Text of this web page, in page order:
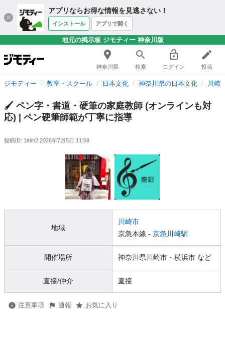
アプリならお得な情報を見逃さない！
インストール アプリで開く
地元の掲示板 ジモティー 神奈川版
神奈川県 検索 ログイン 投稿
ジモティー 教室・スクール 日本文化 神奈川県の日本文化 川崎
🖌️ ペン字・書道・硬筆の家庭教師 (オンラインも対
応) | ペン硬筆師範が丁寧に指導
投稿ID: 1lrlm2 2026年7月5日 11:58
地域
川崎市
京急本線 - 京急川崎駅
開催場所 神奈川県川崎市・横浜市 など
直接/仲介 直接
注意事項 通報 お気に入り